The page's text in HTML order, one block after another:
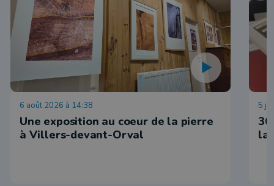
6 août 2026 à 14:38
Une exposition au coeur de la pierre
à Villers-devant-Orval
5
la